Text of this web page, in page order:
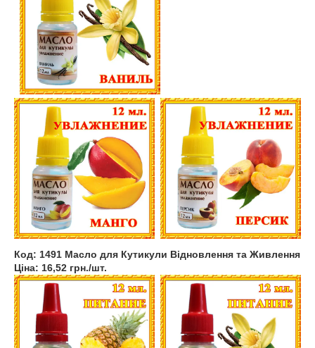
Код: 1491 Масло для Кутикули Відновлення та Живлення
Ціна: 16,52 грн./шт.